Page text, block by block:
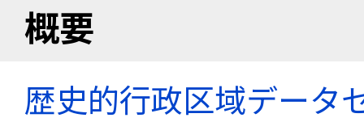
概要
歴史的行政区域データ